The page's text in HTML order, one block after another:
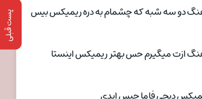
پست قبلی
دو سه شبه که چشمام به دره ریمیکس بیس
ازت میگیرم حس بهتر ریمیکس اینستا